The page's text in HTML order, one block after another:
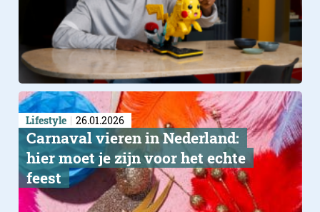
Lifestyle 26.01.2026
Carnaval vieren in Nederland:
hier moet je zijn voor het echte
feest